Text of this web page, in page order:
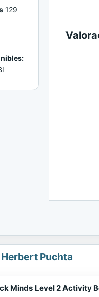
129
Puchta
Minds Level 2 Activity